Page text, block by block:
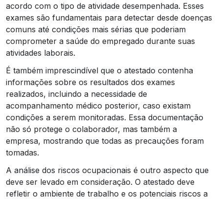
acordo com o tipo de atividade desempenhada. Esses
exames são fundamentais para detectar desde doenças
comuns até condições mais sérias que poderiam
comprometer a saúde do empregado durante suas
atividades laborais.
É também imprescindível que o atestado contenha
informações sobre os resultados dos exames
realizados, incluindo a necessidade de
acompanhamento médico posterior, caso existam
condições a serem monitoradas. Essa documentação
não só protege o colaborador, mas também a
empresa, mostrando que todas as precauções foram
tomadas.
A análise dos riscos ocupacionais é outro aspecto que
deve ser levado em consideração. O atestado deve
refletir o ambiente de trabalho e os potenciais riscos a